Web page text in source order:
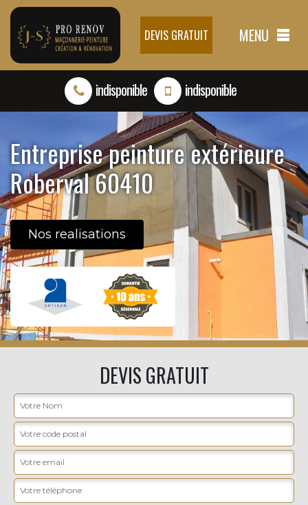
DEVIS GRATUIT MENU
indisponible indisponible
Entreprise peinture extérieure
Roberval 60410
Nos realisations
DEVIS GRATUIT